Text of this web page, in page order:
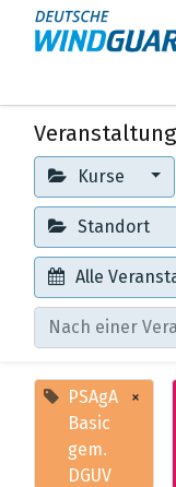
Kurse
Standort
Alle
PSAgA
Basic
gem.
DGUV
×